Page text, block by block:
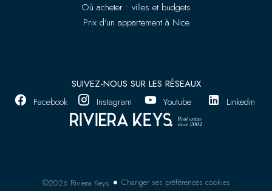
Où acheter : villes et budgets
Prix d'un appartement à Nice
SUIVEZ-NOUS SUR LES RÉSEAUX
Facebook
Instagram Youtube Linkedin
©2026 Riviera Keys Changer ses préférences cookies